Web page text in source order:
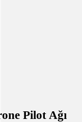
Pilot Ağı